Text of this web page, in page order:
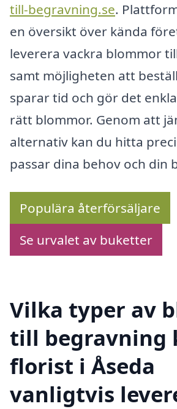
till-begravning.se.
en översikt över kända
leverera vackra blommor
samt möjligheten att
sparar tid och gör det
rätt blommor. Genom att
alternativ kan du hitta
passar dina behov och din
Populära återförsäljare
Se urvalet av buketter
Vilka typer av
till begravning
florist i Åseda
vanligtvis